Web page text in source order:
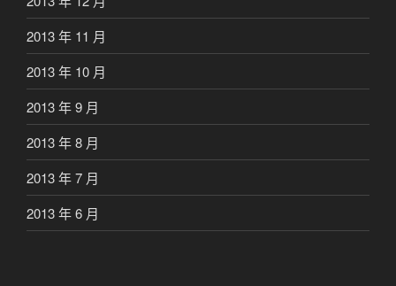
2013 年 11 月
2013 年 10 月
2013 年 9 月
2013 年 8 月
2013 年 7 月
2013 年 6 月